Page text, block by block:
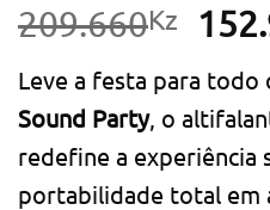
209.660Kz
O
era:
Leve a festa para todo
Sound Party, o
redefine a experiência
portabilidade total em